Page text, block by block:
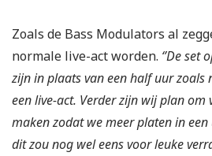
Zoals de Bass Modulators al
normale live-act worden. ‘’De
zijn in plaats van een half uur
een live-act. Verder zijn wij plan om
maken zodat we meer platen in
dit zou nog wel eens voor leuke